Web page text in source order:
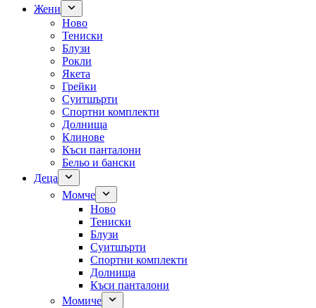
Жени
Ново
Тениски
Блузи
Рокли
Якета
Грейки
Суитшърти
Спортни комплекти
Долнища
Клинове
Къси панталони
Бельо и бански
Деца
Момче
Ново
Тениски
Блузи
Суитшърти
Спортни комплекти
Долнища
Къси панталони
Момиче